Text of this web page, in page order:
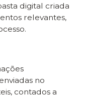
digital criada
relevantes,
no
contados a